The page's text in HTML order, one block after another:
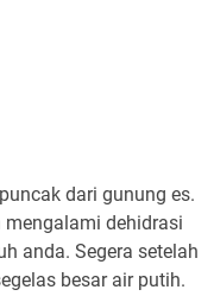
dari gunung es.
mengalami dehidrasi
anda. Segera setelah
besar air putih.